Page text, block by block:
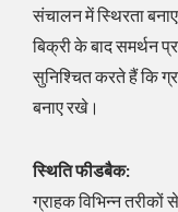
संचालन में स्थिरता
बिक्री के बाद समर्थन
सुनिश्चित करते हैं कि
बनाए रखे।
स्थिति फीडबैक:
ग्राहक विभिन्न तरीकों